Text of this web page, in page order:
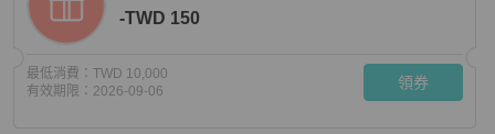
-TWD 150
最低消費： TWD 10,000
有效期限： 2026-09-06 領券